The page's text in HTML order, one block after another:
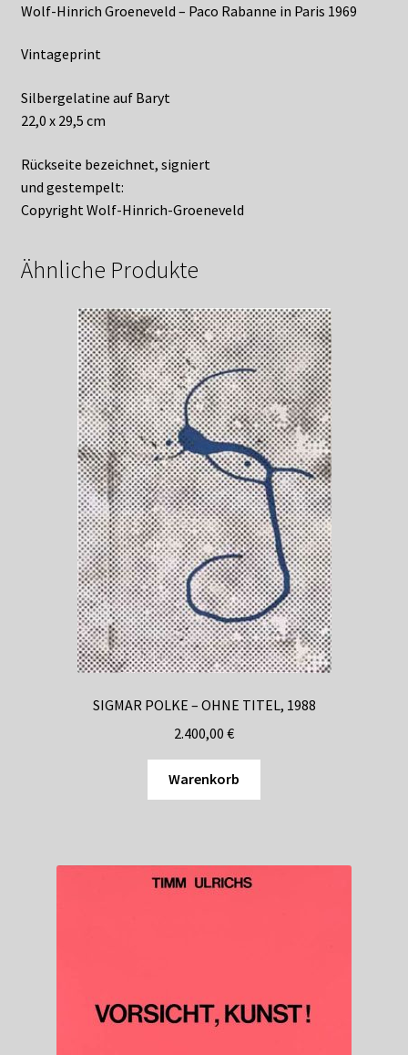
Wolf-Hinrich Groeneveld – Paco Rabanne in Paris 1969
Vintageprint
Silbergelatine auf Baryt
22,0 x 29,5 cm
Rückseite bezeichnet, signiert
und gestempelt:
Copyright Wolf-Hinrich-Groeneveld
Ähnliche Produkte
SIGMAR POLKE – OHNE TITEL, 1988
2.400,00 €
Warenkorb